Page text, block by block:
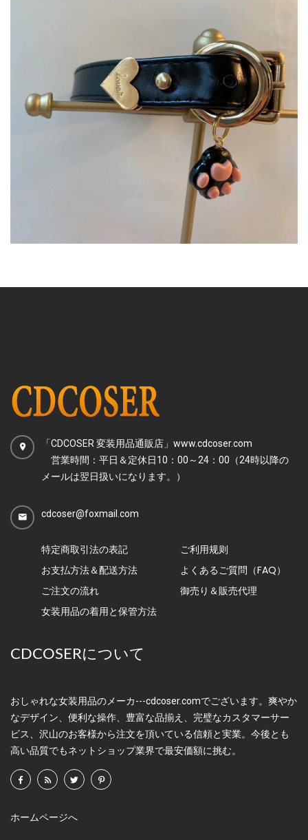
「CDCOSER 変装用品通販店」www.cdcoser.com
営業時間：平日＆定休日10：00～24：00（24時以降の
メールは翌日扱いになります。）
cdcoser@foxmail.com
特定商取引法の表記
ご利用规则
お支払方法＆配送方法
よくあるご質問（FAQ）
ご注文の流れ
御売り＆販売代理
女装用品の着用と保管方法
CDCOSERについて
おしゃれな女装用品のメーカ---cdcoser.comでございます。爽やか
なデザイン、便利な操作、豊富な品揃え、完璧なカスタマーサー
ビス、沢山のお客様から注文を頂いている信頼と実業。今後とも
高い品質でもネットショップ業界で最安価額に挑む。
ホームページへ